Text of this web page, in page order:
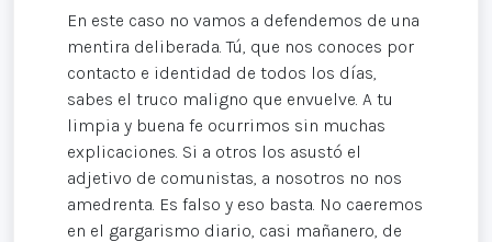
En este caso no vamos a defendemos de una
mentira deliberada. Tú, que nos conoces por
contacto e identidad de todos los días,
sabes el truco maligno que envuelve. A tu
limpia y buena fe ocurrimos sin muchas
explicaciones. Si a otros los asustó el
adjetivo de comunistas, a nosotros no nos
amedrenta. Es falso y eso basta. No caeremos
en el gargarismo diario, casi mañanero, de